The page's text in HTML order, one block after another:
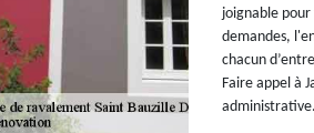
joignable
demandes,
chacun
Faire appel à
administrative.